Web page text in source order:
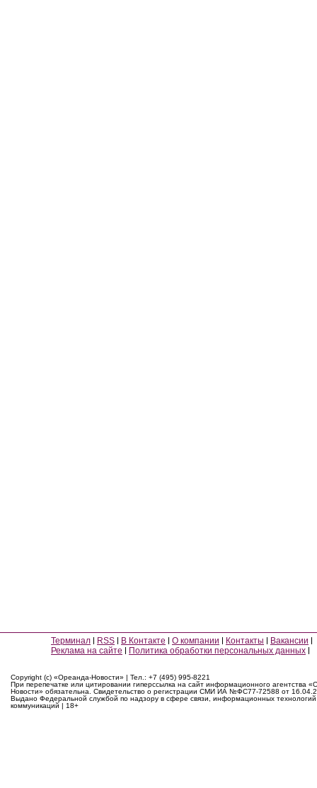
Терминал RSS В Контакте О компании Контакты
Вакансии
Реклама на сайте
Политика обработки персональных данных
Copyright (c) «Ореанда-Новости» | Тел.: +7 (495) 995-8221
При перепечатке или цитировании гиперссылка на сайт информационного агентства
Новости» обязательна. Свидетельство о регистрации СМИ ИА №ФС77-72588 от
Выдано Федеральной службой по надзору в сфере связи, информационных
коммуникаций | 18+